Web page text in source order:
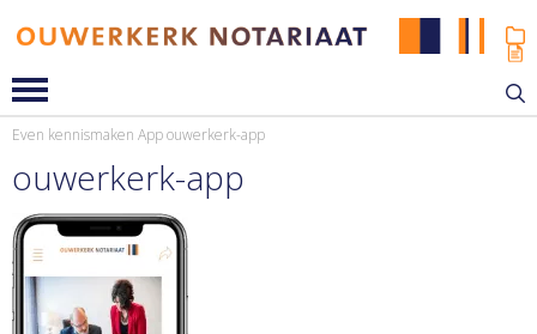
Even kennismaken Appouwerkerk-app
ouwerkerk-app